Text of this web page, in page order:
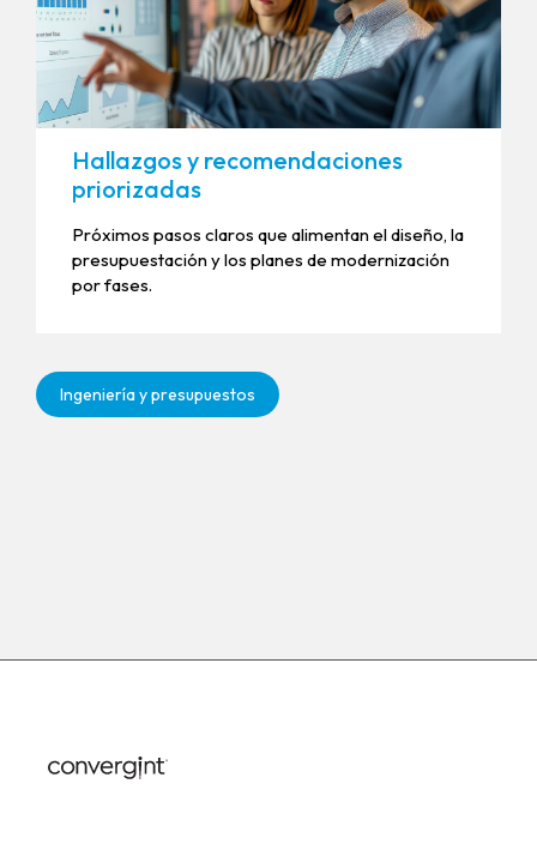
Hallazgos y recomendaciones
priorizadas
Próximos pasos claros que alimentan el diseño, la
presupuestación y los planes de modernización
por fases.
Ingeniería y presupuestos